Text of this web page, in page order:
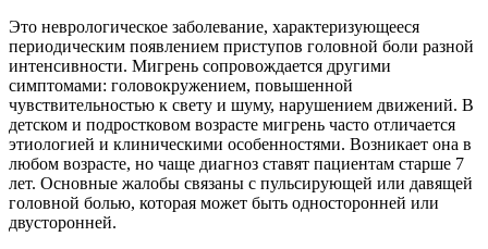
Это неврологическое заболевание, характеризующееся
периодическим появлением приступов головной боли разной
интенсивности. Мигрень сопровождается другими
симптомами: головокружением, повышенной
чувствительностью к свету и шуму, нарушением движений. В
детском и подростковом возрасте мигрень часто отличается
этиологией и клиническими особенностями. Возникает она в
любом возрасте, но чаще диагноз ставят пациентам старше 7
лет. Основные жалобы связаны с пульсирующей или давящей
головной болью, которая может быть односторонней или
двусторонней.